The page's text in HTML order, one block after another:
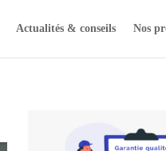
Actualités & conseils Nos